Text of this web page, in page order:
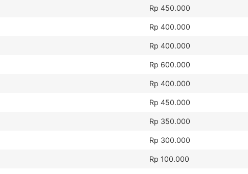
Rp 450.000
Rp 400.000
Rp 400.000
Rp 600.000
Rp 400.000
Rp 450.000
Rp 350.000
Rp 300.000
Rp 100.000